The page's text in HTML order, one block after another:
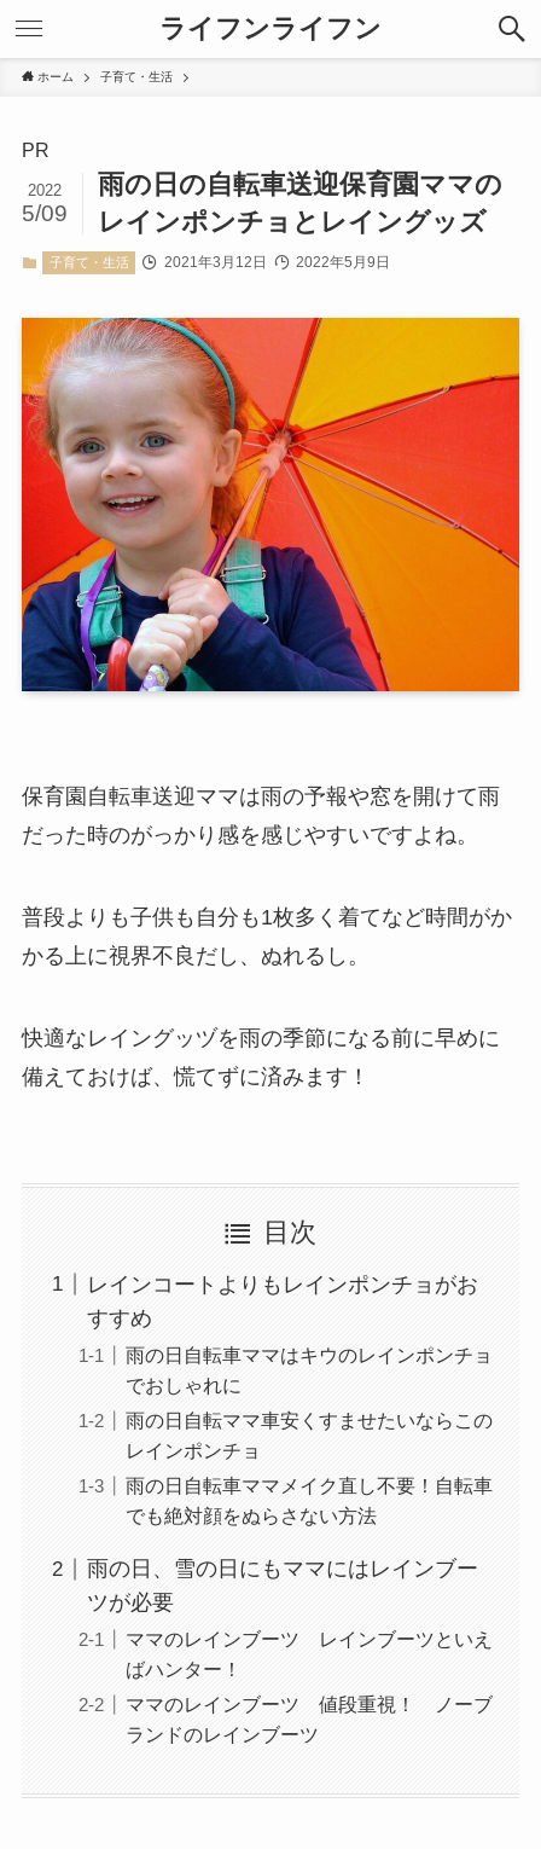
ライフンライフン
ホーム 子育て・生活
PR
雨の日の自転車送迎保育園ママの
レインポンチョとレイングッズ
2022
5/09
子育て・生活 2021年3月12日 2022年5月9日
保育園自転車送迎ママは雨の予報や窓を開けて雨
だった時のがっかり感を感じやすいですよね。
普段よりも子供も自分も1枚多く着てなど時間がか
かる上に視界不良だし、ぬれるし。
快適なレイングッヅを雨の季節になる前に早めに
備えておけば、慌てずに済みます！
目次
レインコートよりもレインポンチョがお
すすめ
雨の日自転車ママはキウのレインポンチョ
でおしゃれに
雨の日自転ママ車安くすませたいならこの
レインポンチョ
雨の日自転車ママメイク直し不要！自転車
でも絶対顔をぬらさない方法
雨の日、雪の日にもママにはレインブー
ツが必要
ママのレインブーツ レインブーツといえ
ばハンター！
ママのレインブーツ 値段重視！ ノーブ
ランドのレインブーツ